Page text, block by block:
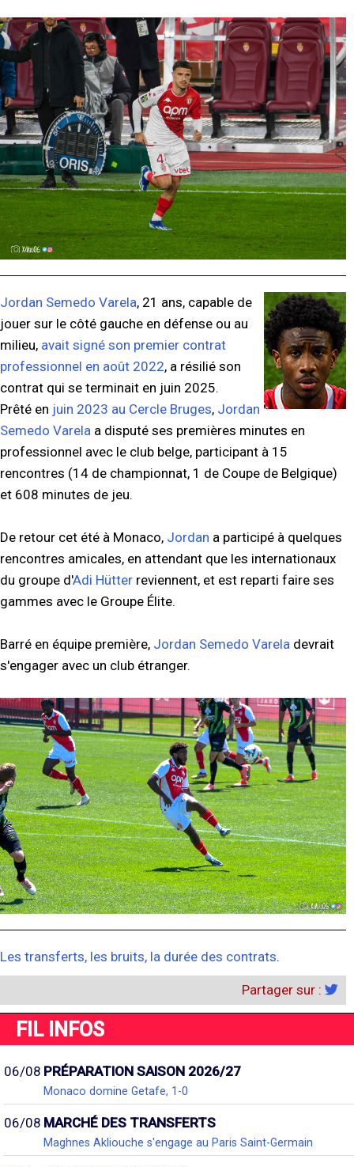
Jordan Semedo Varela, 21 ans, capable de
jouer sur le côté gauche en défense ou au
milieu, avait signé son premier contrat
professionnel en août 2022, a résilié son
contrat qui se terminait en juin 2025.
Prêté en juin 2023 au Cercle Bruges, Jordan
Semedo Varela a disputé ses premières minutes en
professionnel avec le club belge, participant à 15
rencontres (14 de championnat, 1 de Coupe de Belgique)
et 608 minutes de jeu.
De retour cet été à Monaco, Jordan a participé à quelques
rencontres amicales, en attendant que les internationaux
du groupe d'Adi Hütter reviennent, et est reparti faire ses
gammes avec le Groupe Élite.
Barré en équipe première, Jordan Semedo Varela devrait
s'engager avec un club étranger.
Les transferts, les bruits, la durée des contrats.
Partager sur :
FIL INFOS
06/08 PRÉPARATION SAISON 2026/27
Monaco domine Getafe, 1-0
06/08 MARCHÉ DES TRANSFERTS
Maghnes Akliouche s'engage au Paris Saint-Germain